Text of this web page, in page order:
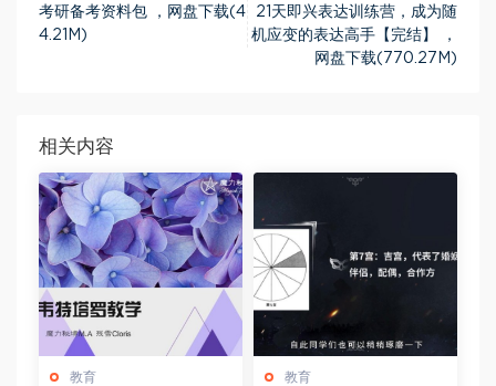
考研备考资料包 ，网盘下载(4
4.21M)
21天即兴表达训练营，成为随
机应变的表达高手【完结】 ，
网盘下载(770.27M)
相关内容
教育 教育